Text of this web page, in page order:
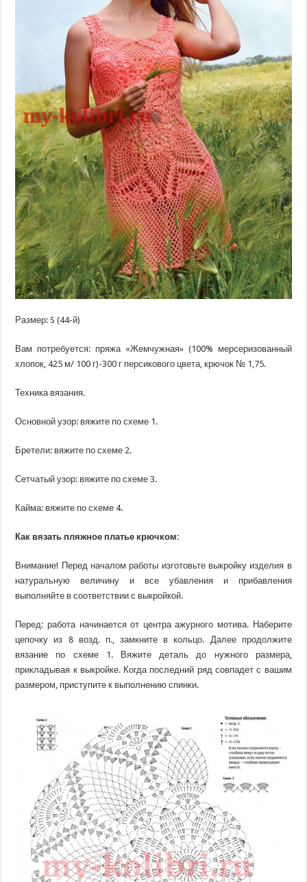
Размер: S (44-й)
Вам потребуется: пряжа «Жемчужная» (100% мерсеризованный
хлопок, 425 м/ 100 г)-300 г персикового цвета, крючок № 1,75.
Техника вязания.
Основной узор: вяжите по схеме 1.
Бретели: вяжите по схеме 2.
Сетчатый узор: вяжите по схеме 3.
Кайма: вяжите по схеме 4.
Как вязать пляжное платье крючком:
Внимание! Перед началом работы изготовьте выкройку изделия в
натуральную величину и все убавления и прибавления
выполняйте в соответствии с выкройкой.
Перед: работа начинается от центра ажурного мотива. Наберите
цепочку из 8 возд. п., замкните в кольцо. Далее продолжите
вязание по схеме 1. Вяжите деталь до нужного размера,
прикладывая к выкройке. Когда последний ряд совпадет с вашим
размером, приступите к выполнению спинки.